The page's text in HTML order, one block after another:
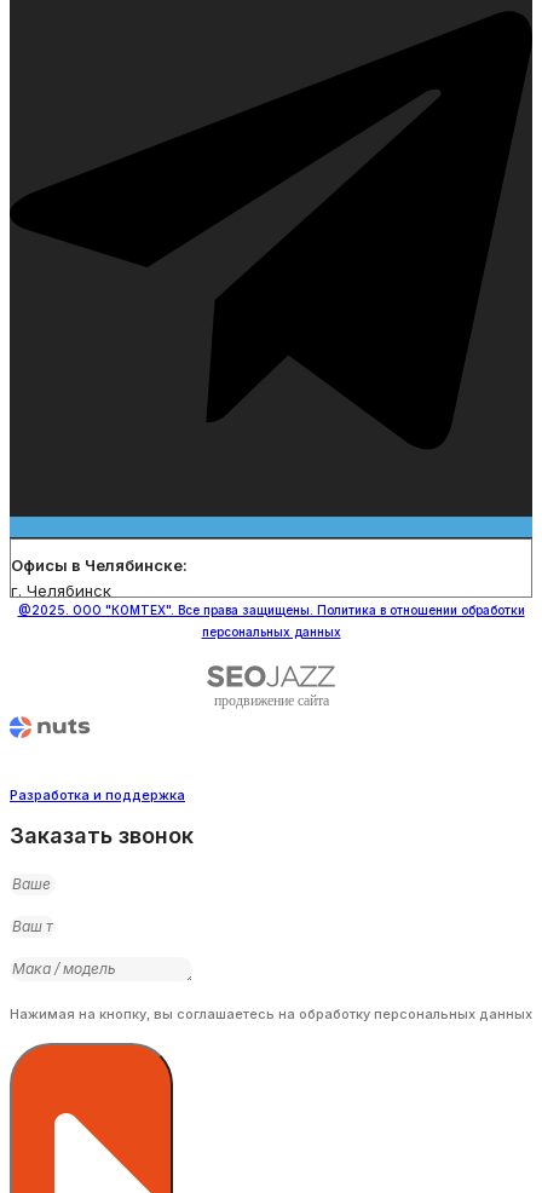
Офисы в Челябинске:
г. Челябинск
@2025. ООО "КОМТЕХ". Все права защищены. Политика в отношении обработки
персональных данных
продвижение сайта
Разработка и поддержка
Заказать звонок
Нажимая на кнопку, вы соглашаетесь на обработку персональных данных